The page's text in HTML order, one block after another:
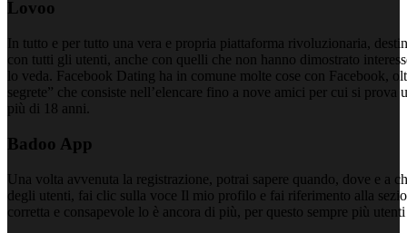
Lovoo
In tutto e per tutto una vera e propria piattaforma rivoluzionaria,
con tutti gli utenti, anche con quelli che non hanno dimostrato
lo veda. Facebook Dating ha in comune molte cose con Facebook,
segrete” che consiste nell’elencare fino a nove amici per cui si
più di 18 anni.
Badoo App
Una volta avvenuta la registrazione, potrai sapere quando, dove e a
degli utenti, fai clic sulla voce Il mio profilo e fai riferimento alla
corretta e consapevole lo è ancora di più, per questo sempre più